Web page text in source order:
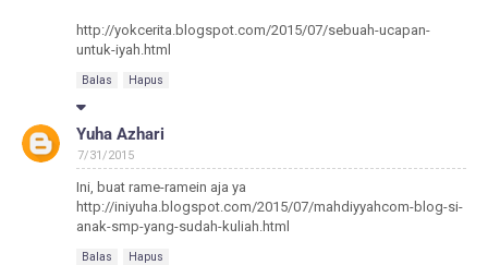
http://yokcerita.blogspot.com/2015/07/sebuah-ucapan-
untuk-iyah.html
Balas Hapus
Yuha Azhari
7/31/2015
Ini, buat rame-ramein aja ya
http://iniyuha.blogspot.com/2015/07/mahdiyyahcom-blog-si-
anak-smp-yang-sudah-kuliah.html
Balas Hapus